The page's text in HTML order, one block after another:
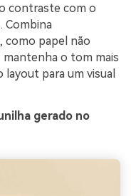
contraste com o
Combina
como papel não
mantenha o tom mais
para um visual
gerado no